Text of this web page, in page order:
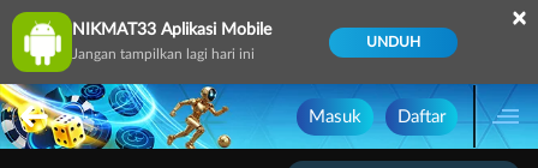
NIKMAT33 Aplikasi Mobile
Jangan tampilkan lagi hari ini
UNDUH
×
Masuk Daftar